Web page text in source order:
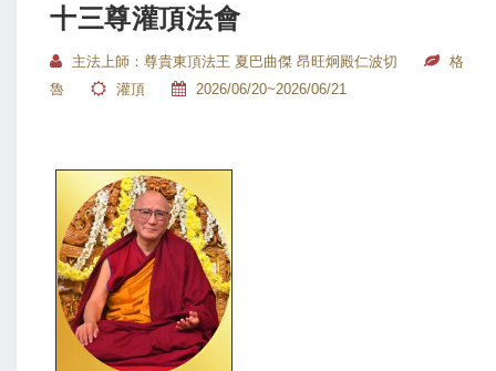
十三尊灌頂法會
主法上師：尊貴東頂法王 夏巴曲傑 昂旺炯殿仁波切
格
魯
灌頂 2026/06/20~2026/06/21